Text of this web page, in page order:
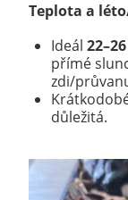
Teplota a
Ideál 22–26
přímé
zdi/
důležitá.